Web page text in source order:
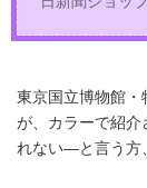
東京国立博物館
が、カラーで紹介
れない―と言う方